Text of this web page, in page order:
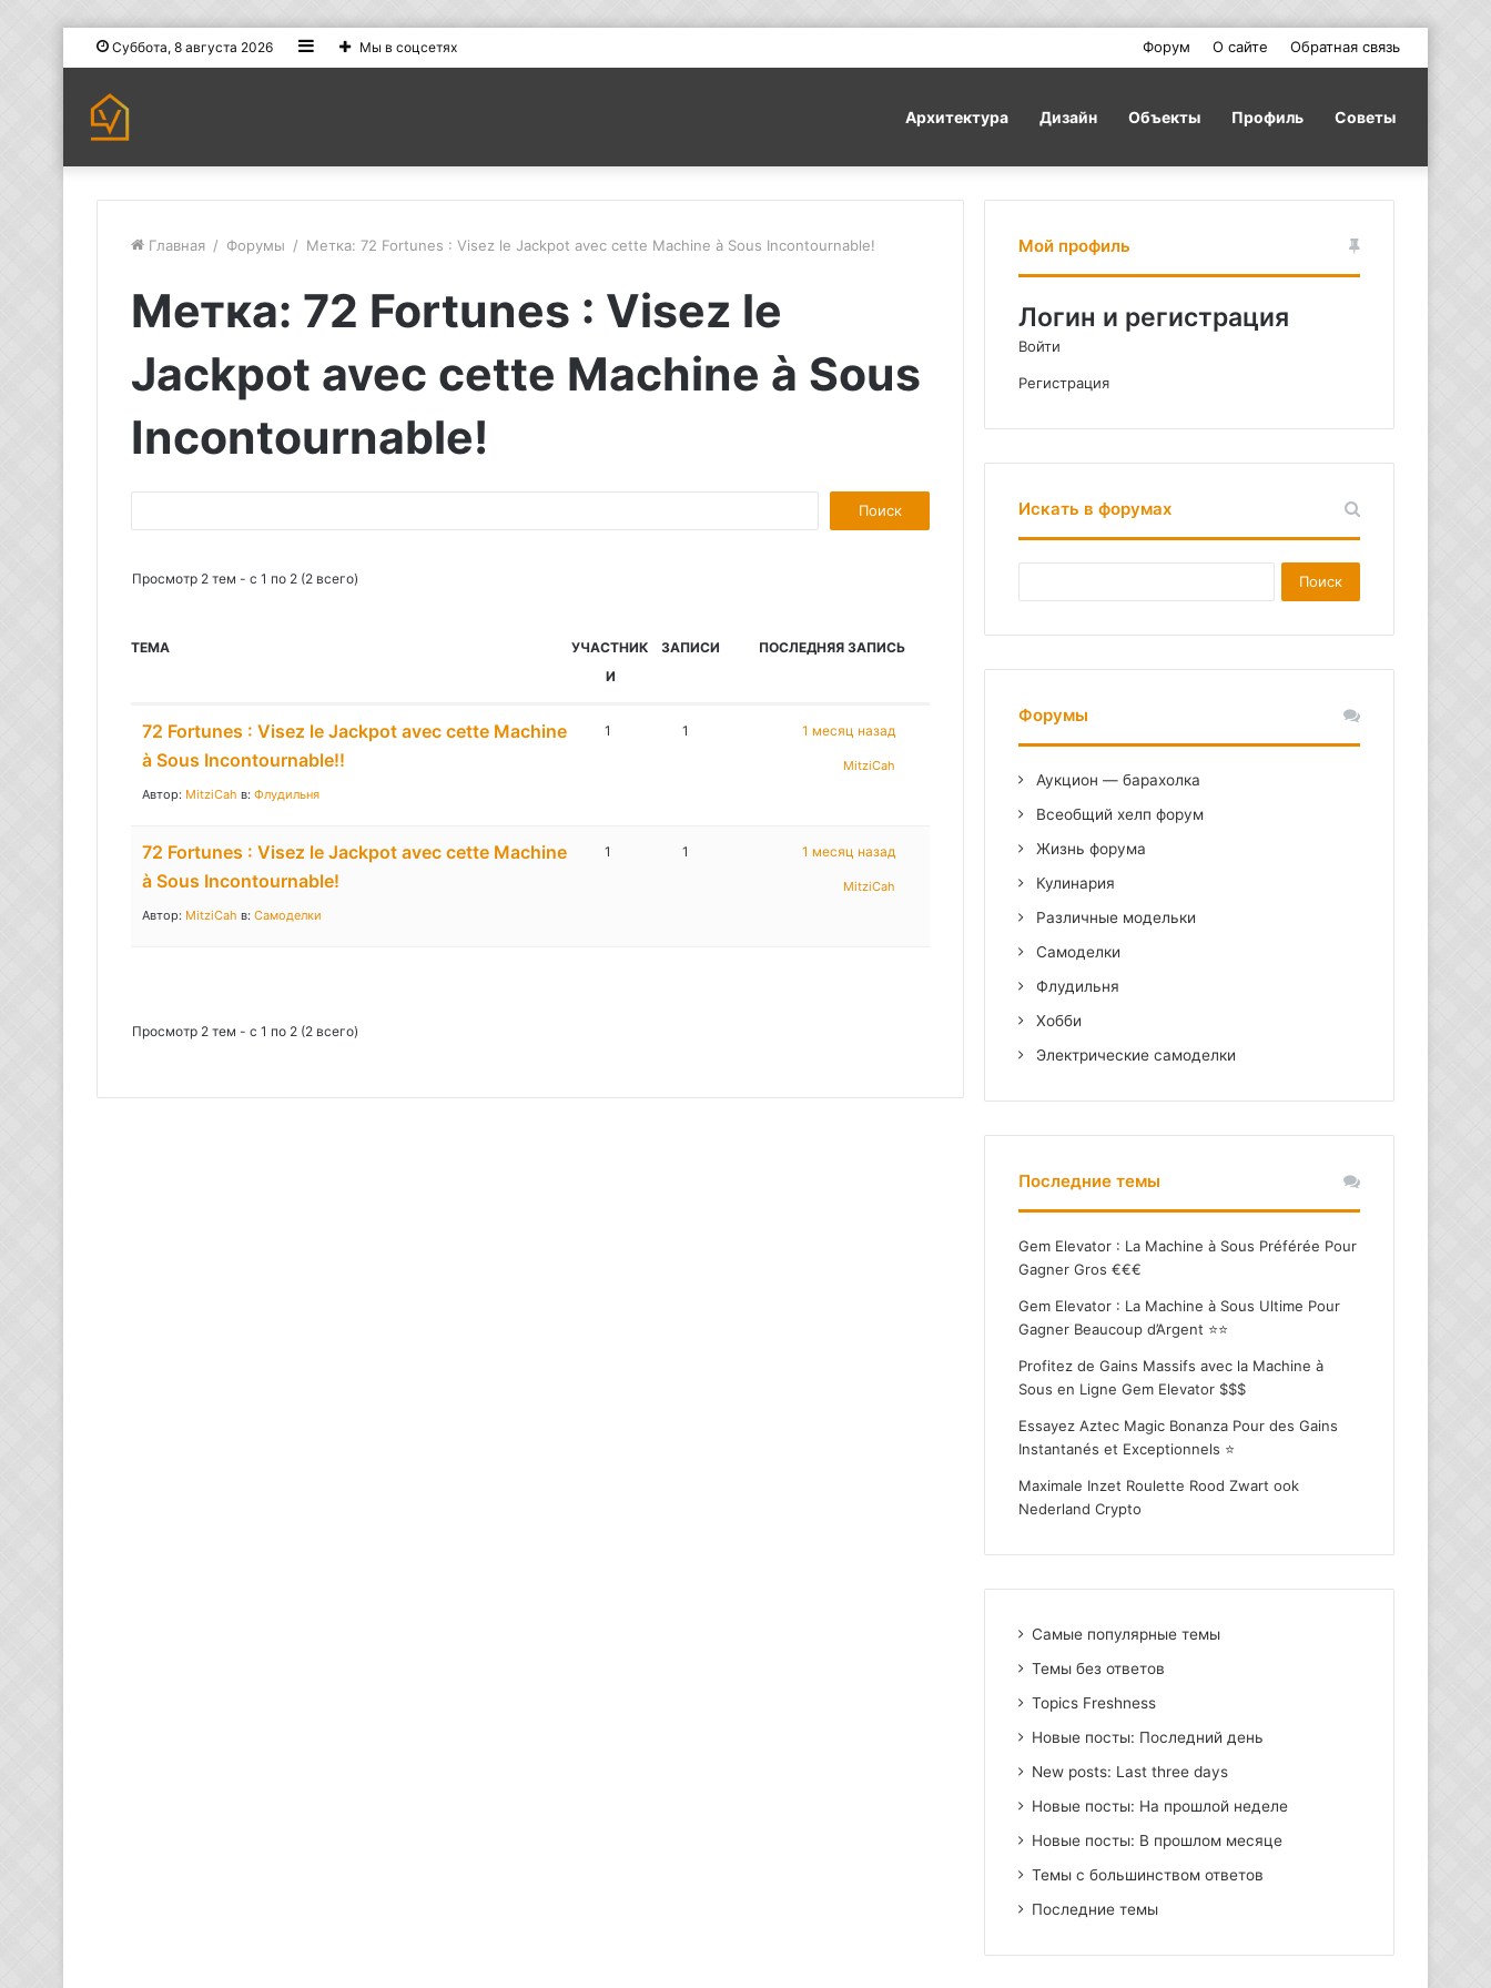
Суббота, 8 августа 2026 SidebarМы в соцсетях Форум О сайте Обратная связь
Архитектура Дизайн Объекты Профиль Советы
Главная / Форумы / Метка: 72 Fortunes : Visez le Jackpot avec cette Machine à Sous Incontournable!
Метка: 72 Fortunes : Visez le
Jackpot avec cette Machine à Sous
Incontournable!
о
:
Просмотр 2 тем - с 1 по 2 (2 всего)
ТЕМА
УЧАСТНИК
И
ЗАПИСИ ПОСЛЕДНЯЯ ЗАПИСЬ
72 Fortunes : Visez le Jackpot avec cette Machine
à Sous Incontournable!!
Автор: MitziCah в: Флудильня
1 1 1 месяц назад
MitziCah
72 Fortunes : Visez le Jackpot avec cette Machine
à Sous Incontournable!
Автор: MitziCah в: Самоделки
1 1 1 месяц назад
MitziCah
Просмотр 2 тем - с 1 по 2 (2 всего)
Мой профиль
Логин и регистрация
Войти
Регистрация
Искать в форумах
Форумы
Аукцион — барахолка
Всеобщий хелп форум
Жизнь форума
Кулинария
Различные модельки
Самоделки
Флудильня
Хобби
Электрические самоделки
Последние темы
Gem Elevator : La Machine à Sous Préférée Pour
Gagner Gros €€€
Gem Elevator : La Machine à Sous Ultime Pour
Gagner Beaucoup d’Argent ⭐⭐
Profitez de Gains Massifs avec la Machine à
Sous en Ligne Gem Elevator $$$
Essayez Aztec Magic Bonanza Pour des Gains
Instantanés et Exceptionnels ⭐
Maximale Inzet Roulette Rood Zwart ook
Nederland Crypto
Самые популярные темы
Темы без ответов
Topics Freshness
Новые посты: Последний день
New posts: Last three days
Новые посты: На прошлой неделе
Новые посты: В прошлом месяце
Темы с большинством ответов
Последние темы